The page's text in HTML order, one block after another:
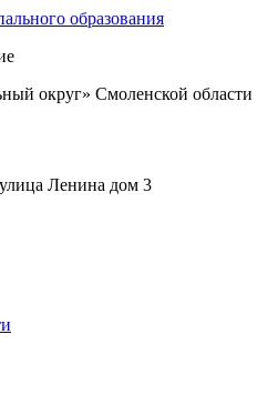
округ» Смоленской области
Ленина дом 3